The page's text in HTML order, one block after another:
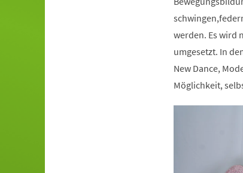
werden. Es wird
umgesetzt. In
New Dance,
Möglichkeit,